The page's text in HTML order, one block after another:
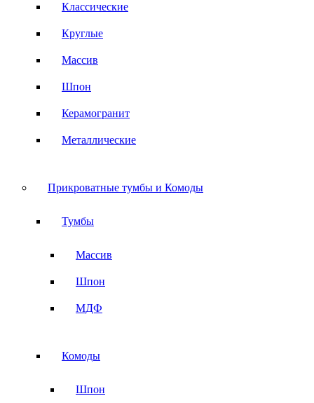
Классические
Круглые
Массив
Шпон
Керамогранит
Металлические
Прикроватные тумбы и Комоды
Тумбы
Массив
Шпон
МДФ
Комоды
Шпон